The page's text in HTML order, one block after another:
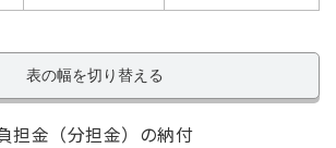
表の幅を切り替える
担金（分担金）の納付